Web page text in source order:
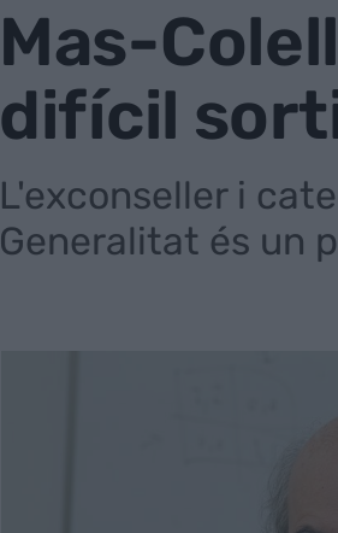
Mas-
difícil
L'exconseller i
Generalitat és un